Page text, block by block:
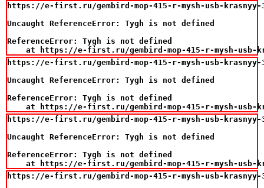
https://e-first.ru/gembird-mop-415-r-mysh-usb-krasnyy-
Uncaught ReferenceError: Tygh is not defined
ReferenceError: Tygh is not defined
at https://e-first.ru/gembird-mop-415-r-mysh-
https://e-first.ru/gembird-mop-415-r-mysh-usb-krasnyy-
Uncaught ReferenceError: Tygh is not defined
ReferenceError: Tygh is not defined
at https://e-first.ru/gembird-mop-415-r-mysh-
https://e-first.ru/gembird-mop-415-r-mysh-usb-krasnyy-
Uncaught ReferenceError: Tygh is not defined
ReferenceError: Tygh is not defined
at https://e-first.ru/gembird-mop-415-r-mysh-
https://e-first.ru/gembird-mop-415-r-mysh-usb-krasnyy-